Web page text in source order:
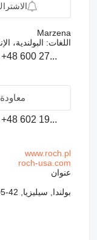
Marzena
اللغات: البولندية،
+48 600 27...
+48 602 19...
www.roch.pl
roch-usa.com
عنوان
بولندا, سيليزيا, 42-605, Tarnowskie Góry, ul. Kopalniana, nr 72